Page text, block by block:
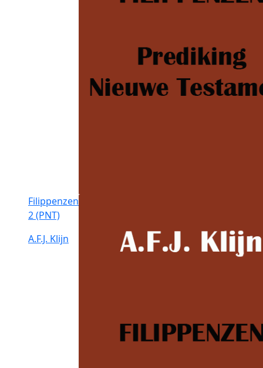
Filippenzen
2 (PNT)
A.F.J. Klijn